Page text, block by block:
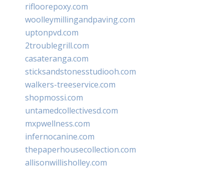
rifloorepoxy.com
woolleymillingandpaving.com
uptonpvd.com
2troublegrill.com
casateranga.com
sticksandstonesstudiooh.com
walkers-treeservice.com
shopmossi.com
untamedcollectivesd.com
mxpwellness.com
infernocanine.com
thepaperhousecollection.com
allisonwillisholley.com